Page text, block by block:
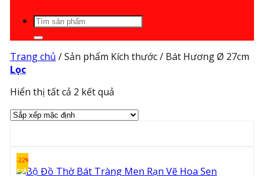
Tìm
kiếm:
Trang chủ /Sản phẩm Kích thước/ Bát Hương Ø 27cm
Lọc
Hiển thị tất cả 2 kết quả
-22%
GIẢM